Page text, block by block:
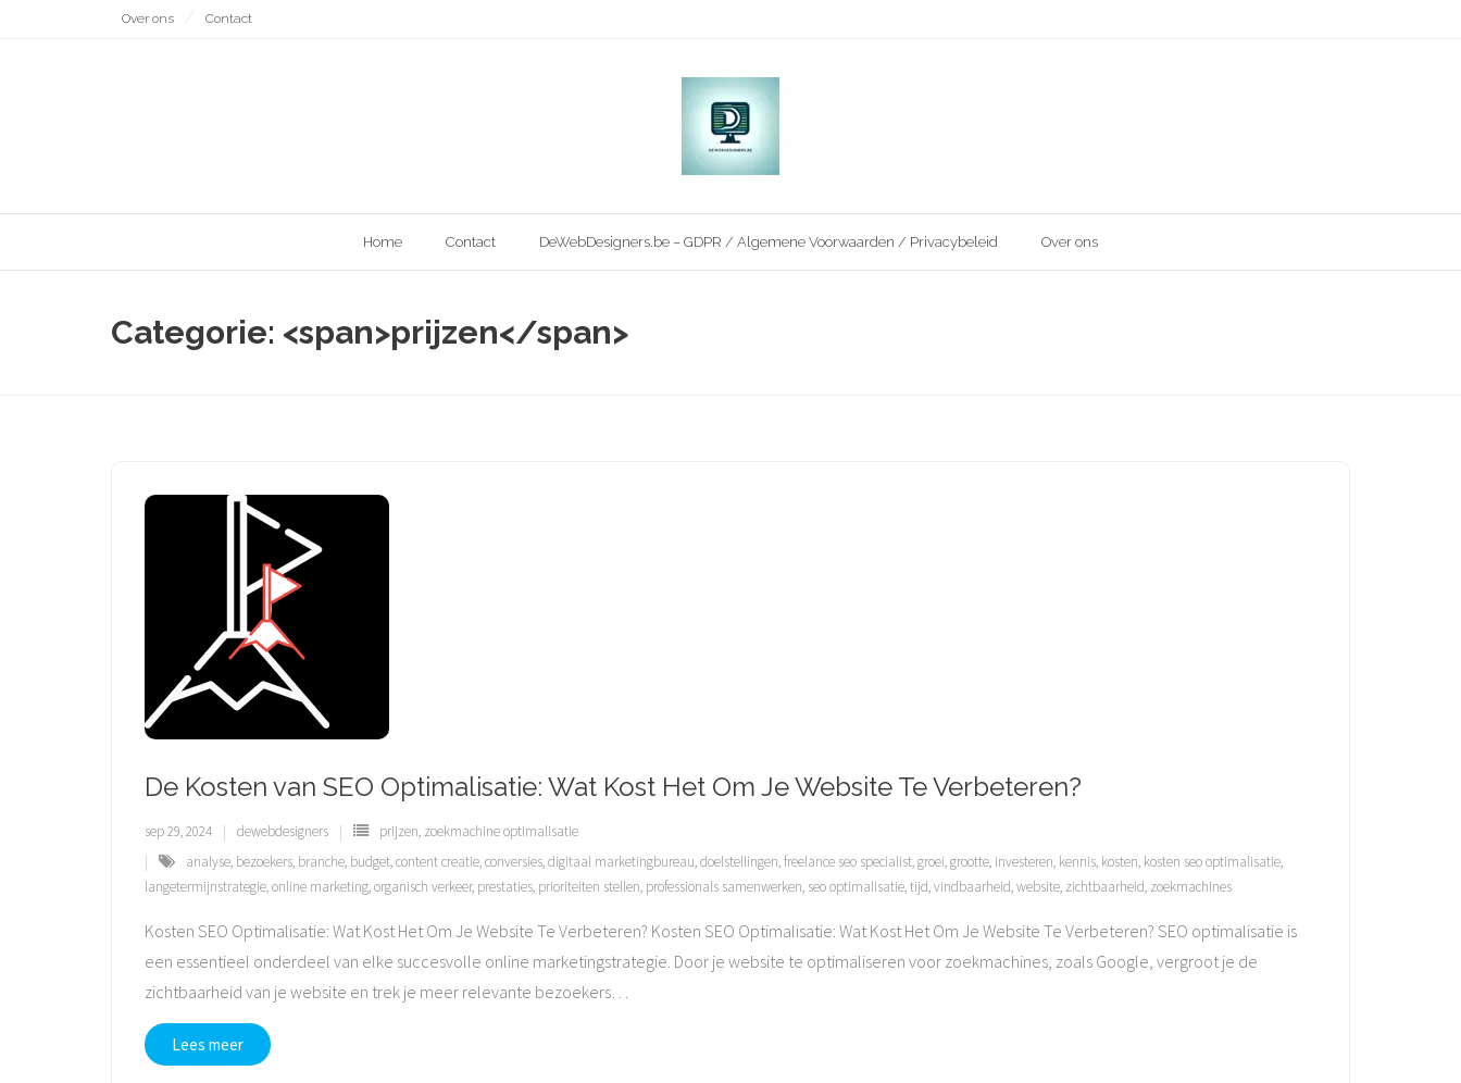
Over ons Contact
Home Contact DeWebDesigners.be – GDPR / Algemene Voorwaarden / Privacybeleid Over ons
Categorie: <span>prijzen</span>
De Kosten van SEO Optimalisatie: Wat Kost Het Om Je Website Te Verbeteren?
sep 29, 2024 dewebdesigners prijzen, zoekmachine optimalisatie
analyse, bezoekers, branche, budget,content creatie,conversies,digitaal marketingbureau,doelstellingen,freelance seo specialist,groei,grootte, investeren, kennis, kosten, kosten seo optimalisatie,
langetermijnstrategie,online marketing,organisch verkeer, prestaties, prioriteiten stellen, professionals samenwerken, seo optimalisatie,tijd,vindbaarheid,website, zichtbaarheid, zoekmachines
Kosten SEO Optimalisatie: Wat Kost Het Om Je Website Te Verbeteren? Kosten SEO Optimalisatie: Wat Kost Het Om Je Website Te Verbeteren? SEO optimalisatie is
een essentieel onderdeel van elke succesvolle online marketingstrategie. Door je website te optimaliseren voor zoekmachines, zoals Google, vergroot je de
zichtbaarheid van je website en trek je meer relevante bezoekers…
Lees meer